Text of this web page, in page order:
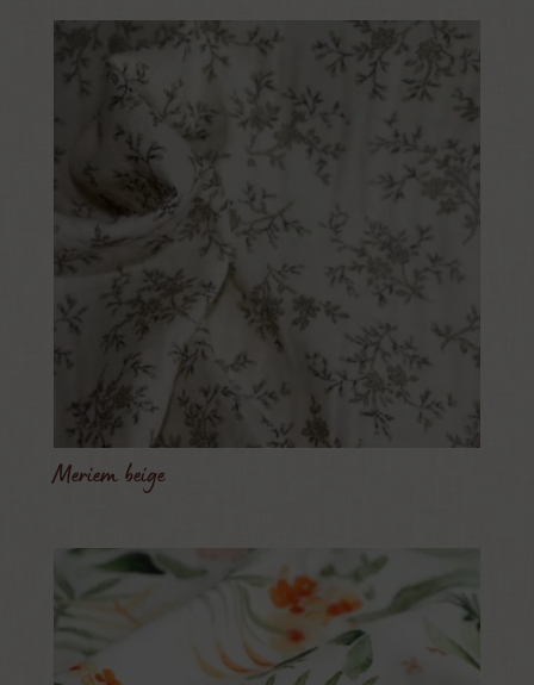
Meriem beige